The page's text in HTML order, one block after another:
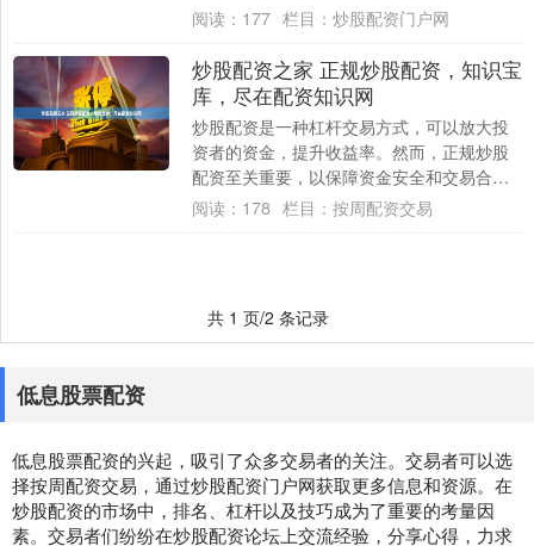
资本，从而获得更高的收益。 * **资金杠
阅读： 177 栏目： 炒股配资门户网
炒股配资之家 正规炒股配资，知识宝
库，尽在配资知识网
炒股配资是一种杠杆交易方式，可以放大投
资者的资金，提升收益率。然而，正规炒股
配资至关重要，以保障资金安全和交易合法
性。 * **放大收益：**通过放大资金，投资....
阅读： 178 栏目： 按周配资交易
共 1 页/2 条记录
低息股票配资
低息股票配资的兴起，吸引了众多交易者的关注。交易者可以选
择按周配资交易，通过炒股配资门户网获取更多信息和资源。在
炒股配资的市场中，排名、杠杆以及技巧成为了重要的考量因
素。交易者们纷纷在炒股配资论坛上交流经验，分享心得，力求